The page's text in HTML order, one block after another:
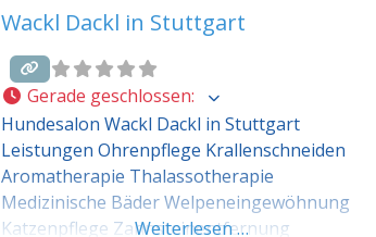
Wackl Dackl in Stuttgart
Gerade geschlossen:
Hundesalon Wackl Dackl in Stuttgart
Leistungen Ohrenpflege Krallenschneiden
Aromatherapie Thalassotherapie
Medizinische Bäder Welpeneingewöhnung
Katzenpflege Zahnsteinentfernung
Weiterlesen …